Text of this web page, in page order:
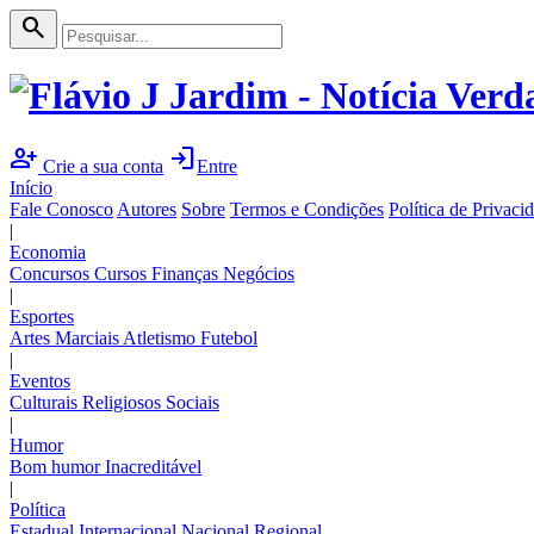
search
person_add Crie a sua conta loginEntre
Início
Fale Conosco Autores Sobre Termos e Condições Política de
|
Economia
Concursos Cursos Finanças Negócios
|
Esportes
Artes Marciais Atletismo Futebol
|
Eventos
Culturais Religiosos Sociais
|
Humor
Bom humorInacreditável
|
Política